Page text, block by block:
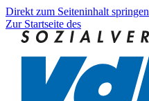
Direkt zum Seiteninhalt springen
Zur Startseite des